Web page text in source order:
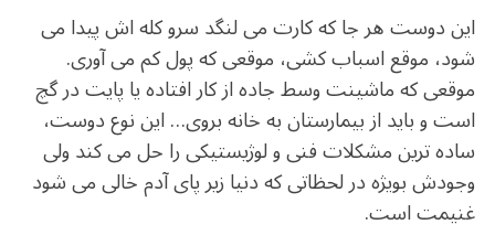
این دوست هر جا که کارت می لنگد سرو کله اش پیدا می
شود، موقع اسباب کشی، موقعی که پول کم می آوری.
موقعی که ماشینت وسط جاده از کار افتاده یا پایت در گچ
است و باید از بیمارستان به خانه بروی… این نوع دوست،
ساده ترین مشکلات فنی و لوژیستیکی را حل می کند ولی
وجودش بویژه در لحظاتی که دنیا زیر پای آدم خالی می شود
غنیمت است.